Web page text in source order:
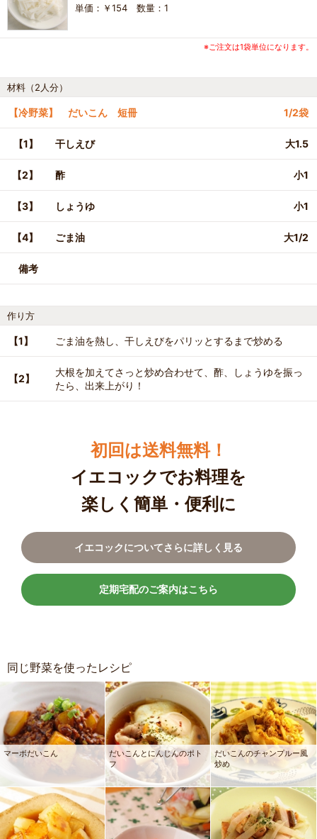
単価：￥154 数量：1
※ご注文は1袋単位になります。
材料（2人分）
【冷野菜】 だいこん 短冊 1/2袋
【1】 干しえび 大1.5
【2】 酢 小1
【3】 しょうゆ 小1
【4】 ごま油 大1/2
備考
作り方
【1】 ごま油を熱し、干しえびをパリッとするまで炒める
【2】
大根を加えてさっと炒め合わせて、酢、しょうゆを振っ
たら、出来上がり！
初回は送料無料！
イエコックでお料理を
楽しく簡単・便利に
イエコックについてさらに詳しく見る
定期宅配のご案内はこちら
同じ野菜を使ったレシピ
マーボだいこん
だいこんとにんじんのポト
フ
だいこんのチャンプルー風
炒め